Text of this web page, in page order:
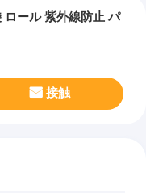
ール 紫外線防止 パ
接触